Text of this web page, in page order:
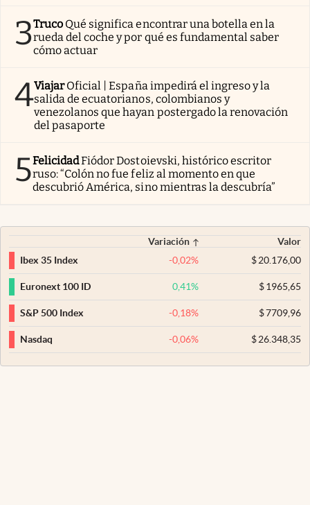
3Truco Qué significa encontrar una botella en la
rueda del coche y por qué es fundamental saber
cómo actuar
4Viajar Oficial | España impedirá el ingreso y la
salida de ecuatorianos, colombianos y
venezolanos que hayan postergado la renovación
del pasaporte
5FelicidadFiódor Dostoievski, histórico escritor
ruso: “Colón no fue feliz al momento en que
descubrió América, sino mientras la descubría”
Variación
Valor
Ibex 35 Index
-0,02% $20.176,00
Euronext 100 ID 0,41% $1965,65
S&P 500 Index -0,18% $7709,96
Nasdaq -0,06% $26.348,35